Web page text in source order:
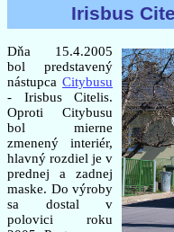
Irisbus
Dňa 15.4.2005
bol predstavený
nástupca Citybusu
- Irisbus Citelis.
Oproti Citybusu
bol mierne
zmenený interiér,
hlavný rozdiel je v
prednej a zadnej
maske. Do výroby
sa dostal v
polovici roku